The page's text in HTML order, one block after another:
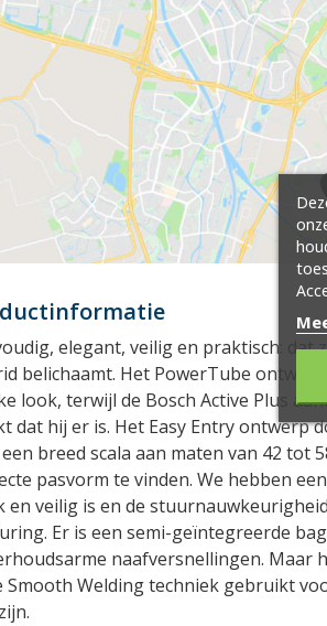
elegant, veilig en praktisch:
belichaamt. Het PowerTube
look, terwijl de Bosch Active Plus
dat hij er is. Het Easy Entry ontwerp
breed scala aan maten van 42 tot
pasvorm te vinden. We hebben
en veilig is en de
Er is een semi-geïntegreerde
naafversnellingen. Maar
Smooth Welding techniek gebruikt